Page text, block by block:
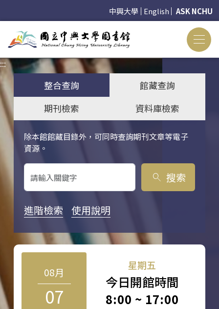
中興大學 English ASK NCHU
:::
整合查詢
館藏查詢
期刊檢索
資料庫檢索
除本館館藏目錄外，可同時查詢期刊文章等電子
資源。
關鍵字搜尋
search 搜索
進階檢索 使用說明
08月
07
星期五
今日開館時間
8:00 ~ 17:00